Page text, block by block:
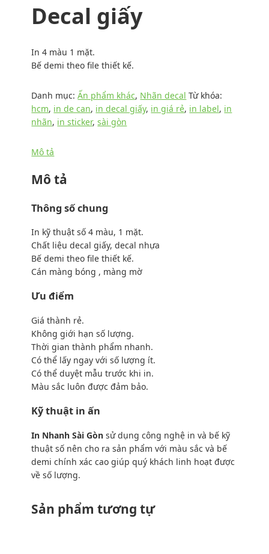
Decal giấy
In 4 màu 1 mặt.
Bế demi theo file thiết kế.
Danh mục:Ấn phẩm khác, Nhãn decal Từ khóa:
hcm, in de can, in decal giấy, in giá rẻ, in label, in
nhãn, in sticker,sài gòn
Mô tả
Mô tả
Thông số chung
In kỹ thuật số 4 màu, 1 mặt.
Chất liệu decal giấy, decal nhựa
Bế demi theo file thiết kế.
Cán màng bóng , màng mờ
Ưu điểm
Giá thành rẻ.
Không giới hạn số lượng.
Thời gian thành phẩm nhanh.
Có thể lấy ngay với số lượng ít.
Có thể duyệt mẫu trước khi in.
Màu sắc luôn được đảm bảo.
Kỹ thuật in ấn
In Nhanh Sài Gòn sử dụng công nghệ in và bế kỹ
thuật số nên cho ra sản phẩm với màu sắc và bế
demi chính xác cao giúp quý khách linh hoạt được
về số lượng.
Sản phẩm tương tự